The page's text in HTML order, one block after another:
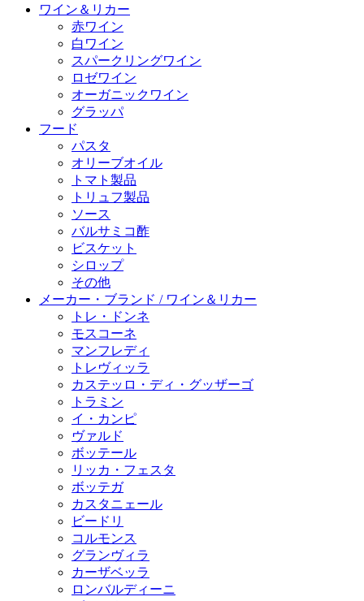
ワイン＆リカー
赤ワイン
白ワイン
スパークリングワイン
ロゼワイン
オーガニックワイン
グラッパ
フード
パスタ
オリーブオイル
トマト製品
トリュフ製品
ソース
バルサミコ酢
ビスケット
シロップ
その他
メーカー・ブランド / ワイン＆リカー
トレ・ドンネ
モスコーネ
マンフレディ
トレヴィッラ
カステッロ・ディ・グッザーゴ
トラミン
イ・カンピ
ヴァルド
ボッテール
リッカ・フェスタ
ボッテガ
カスタニェール
ビードリ
コルモンス
グランヴィラ
カーザベッラ
ロンバルディーニ